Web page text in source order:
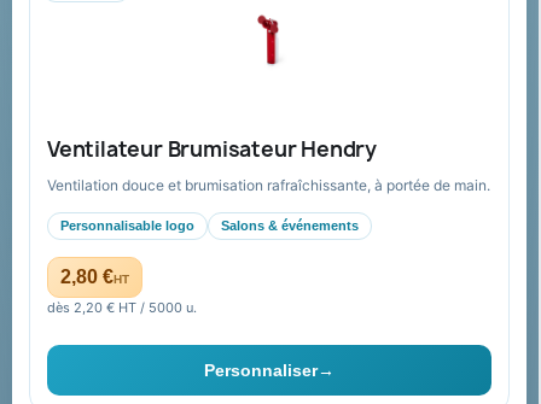
Ventilateur Brumisateur Hendry
Ventilation douce et brumisation rafraîchissante, à portée de main.
Personnalisable logo Salons & événements
2,80 €HT
dès 2,20 € HT / 5000 u.
Personnaliser→
Nouveautés
Catalogue goodies
Cadeaux de fin d’année
À propos
Nos expertises &
accompagnement global
Ils nous ont fait confiance
Livraison